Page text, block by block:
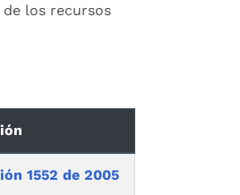
los recursos
1552 de 2005